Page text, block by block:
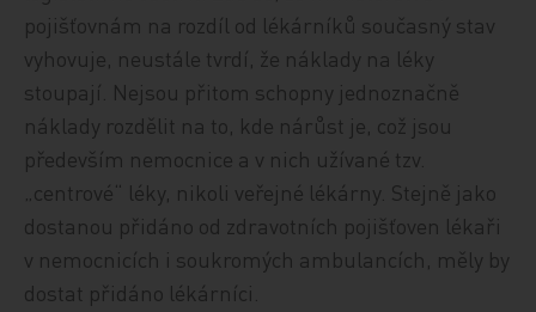
pojišťovnám na rozdíl od lékárníků současný stav
vyhovuje, neustále tvrdí, že náklady na léky
stoupají. Nejsou přitom schopny jednoznačně
náklady rozdělit na to, kde nárůst je, což jsou
především nemocnice a v nich užívané tzv.
„centrové“ léky, nikoli veřejné lékárny. Stejně jako
dostanou přidáno od zdravotních pojišťoven lékaři
v nemocnicích i soukromých ambulancích, měly by
dostat přidáno lékárníci.